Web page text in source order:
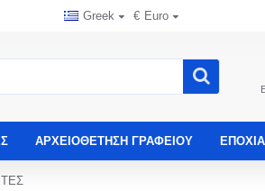
Greek € Euro
ΑΡΧΕΙΟΘΈΤΗΣΗ ΓΡΑΦΕΊΟΥ